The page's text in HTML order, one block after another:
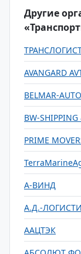
Другие
AVANGARD
BELMAR-AUTO
BW-
PRIME
А-ВИНД
А.Д.-
ААЦТЭК